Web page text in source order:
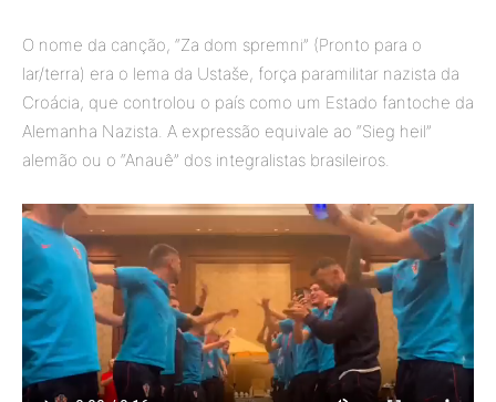
O nome da canção, “Za dom spremni” (Pronto para o
lar/terra) era o lema da Ustaše, força paramilitar nazista da
Croácia, que controlou o país como um Estado fantoche da
Alemanha Nazista. A expressão equivale ao “Sieg heil”
alemão ou o “Anauê” dos integralistas brasileiros.